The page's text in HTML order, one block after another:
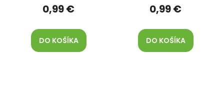
0,99 €
DO KOŠÍKA
0,99 €
DO KOŠÍKA